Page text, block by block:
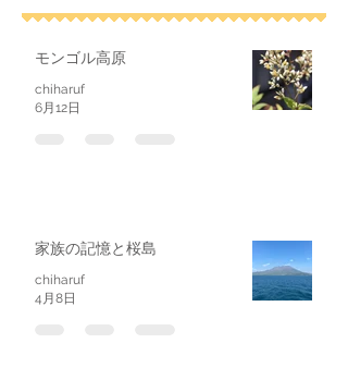
モンゴル高原
chiharuf
6月12日
家族の記憶と桜島
chiharuf
4月8日